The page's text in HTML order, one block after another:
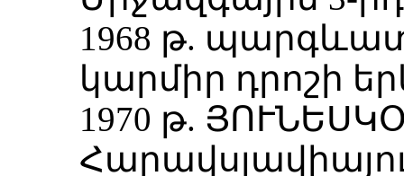
1968 թ.
կարմիր դրոշի
1970 թ.